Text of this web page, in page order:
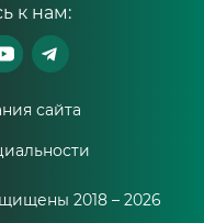
к нам:
сайта
2018 – 2026